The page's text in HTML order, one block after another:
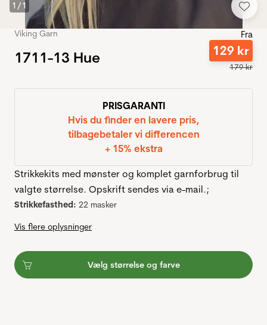
1 /1
Viking Garn
1711-13 Hue
Fra
129 kr
179kr
PRISGARANTI
Hvis du finder en lavere pris,
tilbagebetaler vi differencen
+ 15% ekstra
Strikkekits med mønster og komplet garnforbrug til
valgte størrelse. Opskrift sendes via e-mail.;
Strikkefasthed: 22 masker
Vis flere oplysninger
Vælg størrelse og farve